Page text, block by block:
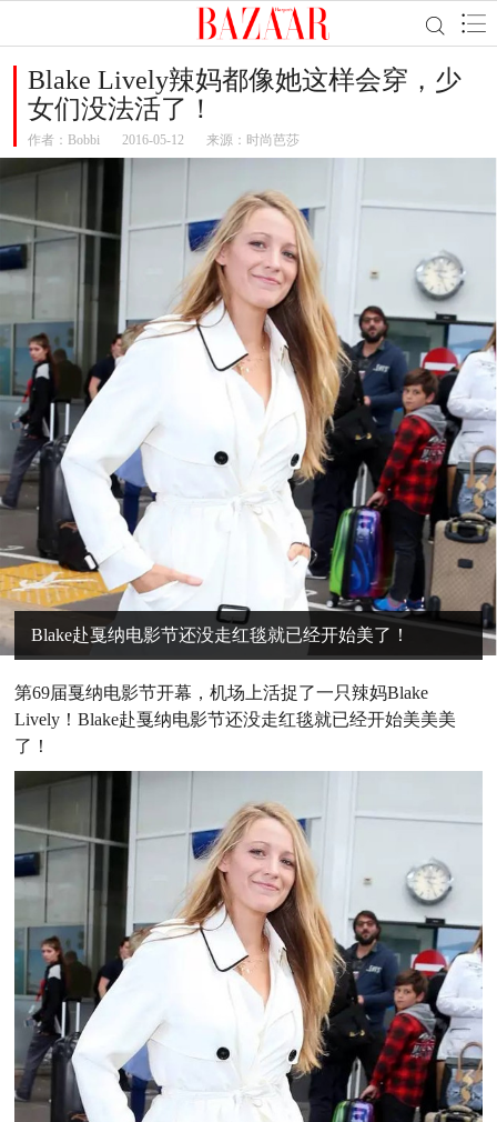
Blake Lively辣妈都像她这样会穿，少
女们没法活了！
作者： Bobbi 2016-05-12 来源：时尚芭莎
Blake赴戛纳电影节还没走红毯就已经开始美了！
第69届戛纳电影节开幕，机场上活捉了一只辣妈Blake
Lively！Blake赴戛纳电影节还没走红毯就已经开始美美美
了！